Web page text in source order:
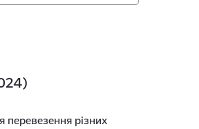
перевезення різних